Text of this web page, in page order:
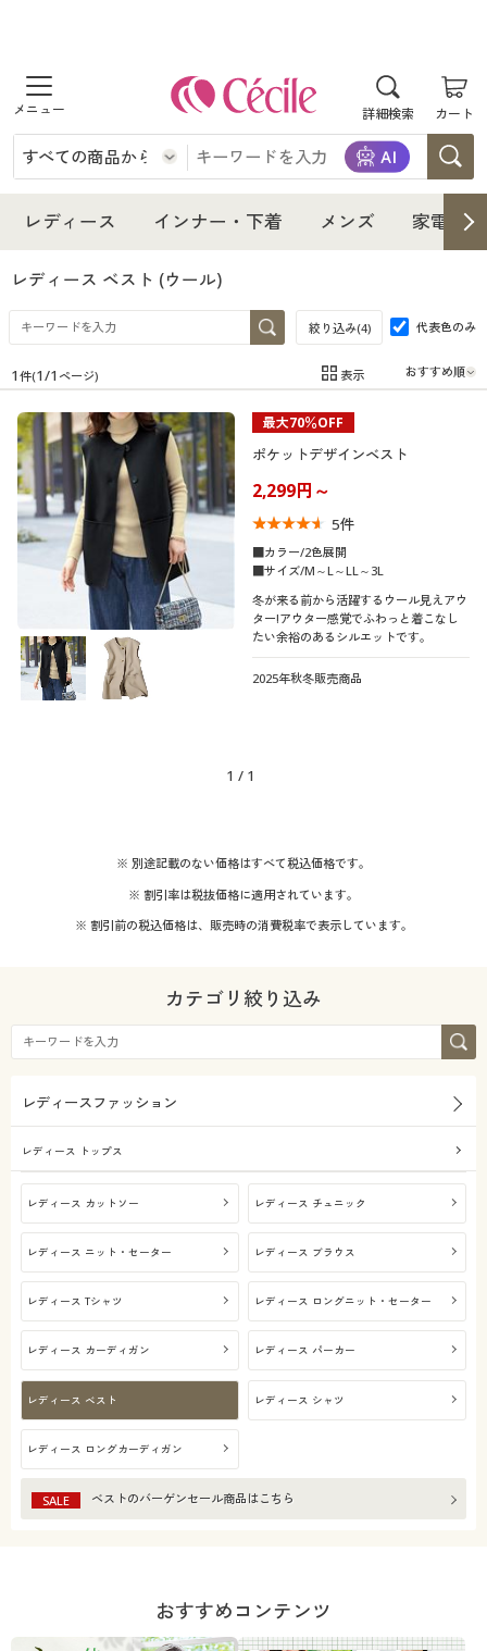
詳細検索 カート
商品を探す
レディース
レディースファッション
女性下着
インナー・下着
インナー・下着通販すべて
女性下着
メンズ下着
ジュニア・ティーンズ下着
メンズ
メンズ通販すべて
メンズファッション
メンズ下着
家電・雑貨
家電・雑貨すべて
家電
キッチン・雑貨・日用品
寝具・インテリア・家具
寝具・インテリア・家具通販すべて
家具・収納
寝具・ベッド
カーテン・ラグ・ファブリック
美容・健康
美容・健康通販すべて
美容・健康・サプリメント
制服・スクール
制服・スクールすべて
制服・学生服
ジュニア・ティーンズ下着
大きいサイズ
大きいサイズ通販すべて
大きいサイズ レディース服
バーゲン
バーゲンセール
詳細検索
カタログ・チラシからのご注文
デジタルカタログ
会員メニュー
閲覧履歴
お気に入り
サポート
ご利用ガイド
よくある質問とお問い合わせ
レディース インナー・下着 メンズ 家電・
レディース ベスト (ウール)
絞り込み(4) 代表色のみ
在庫 在庫のある商品のみ表示
カテゴリ
口コミ
(4〜4.9)
レディースサ
イズ
M
コットン・綿100 ナイロン
デニム
着用感
レギュラー
円 絞込
解除する
閉じる
1 件(1/1 ページ) 表示
最大70％OFF
ポケットデザインベスト
2,299円～
5件
■カラー/2色展開
■サイズ/M～L～LL～3L
冬が来る前から活躍するウール見えアウ
ター!アウター感覚でふわっと着こなし
たい余裕のあるシルエットです。
2025年秋冬販売商品
1 / 1
※ 別途記載のない価格はすべて税込価格です。
※ 割引率は税抜価格に適用されています。
※ 割引前の税込価格は、販売時の消費税率で表示しています。
カテゴリ絞り込み
レディースファッション
レディース トップス
レディース カットソー レディース チュニック
レディース ニット・セーター レディース ブラウス
レディース Tシャツ レディース ロングニット・セーター
レディース カーディガン レディース パーカー
レディース ベスト レディース シャツ
レディース ロングカーディガン
SALE ベストのバーゲンセール商品はこちら
おすすめコンテンツ